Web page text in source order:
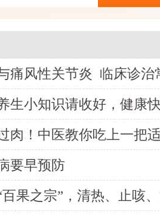
痛风性关节炎 临床诊
生小知识请收好，健康
肉！中医教你吃上一把
要早预防
果之宗”，清热、止咳